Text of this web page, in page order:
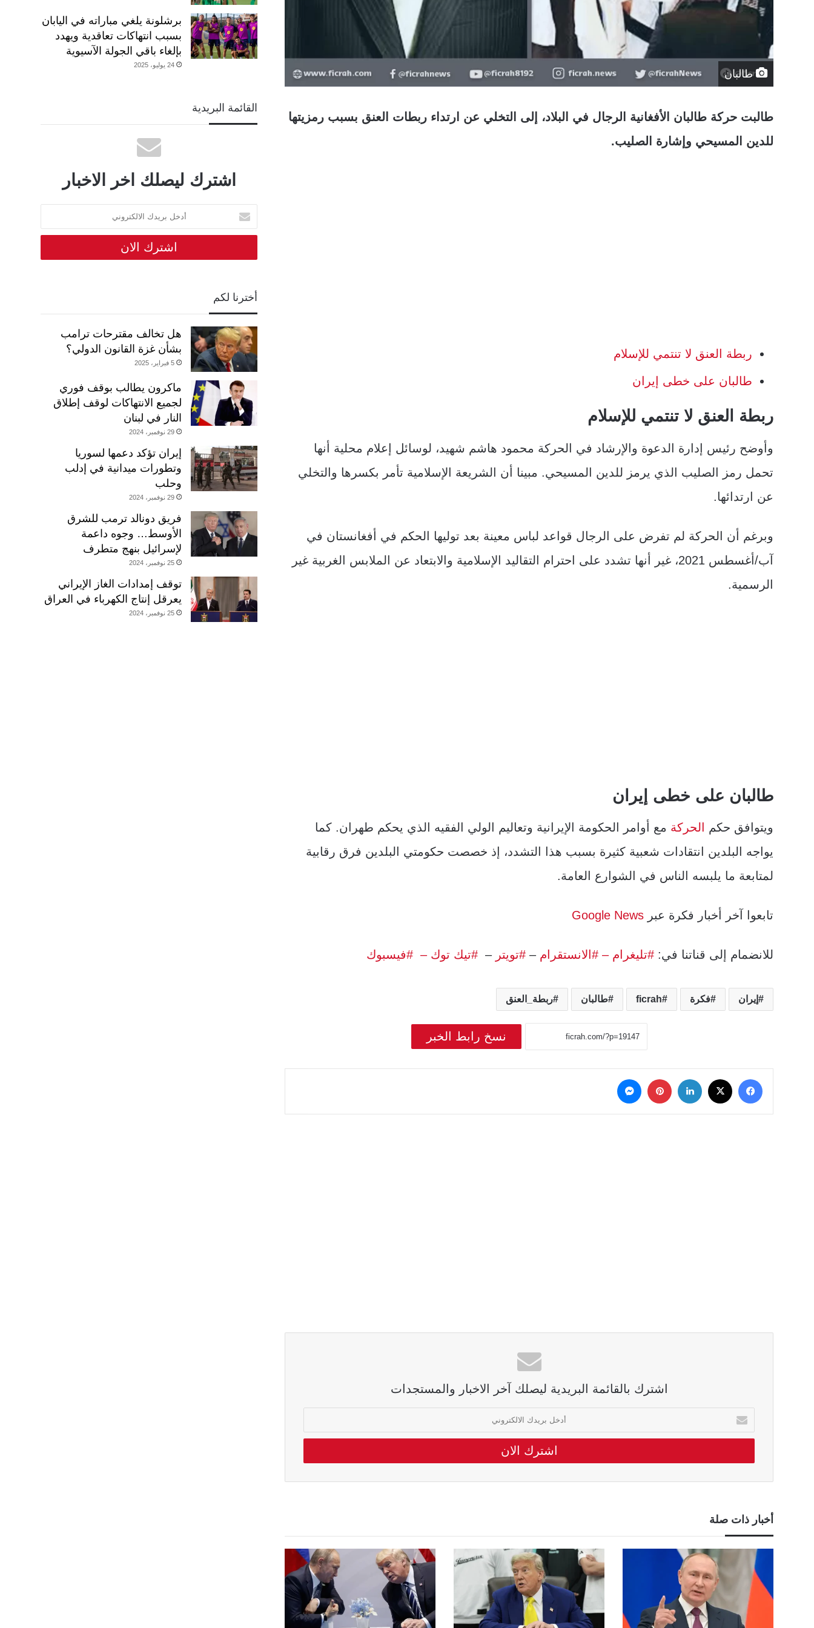
طالبان
طالبت حركة طالبان الأفغانية الرجال في البلاد، إلى التخلي عن ارتداء ربطات العنق بسبب رمزيتها
للدين المسيحي وإشارة الصليب.
ربطة العنق لا تنتمي للإسلام
طالبان على خطى إيران
ربطة العنق لا تنتمي للإسلام
وأوضح رئيس إدارة الدعوة والإرشاد في الحركة محمود هاشم شهيد، لوسائل إعلام محلية أنها
تحمل رمز الصليب الذي يرمز للدين المسيحي. مبينا أن الشريعة الإسلامية تأمر بكسرها والتخلي
عن ارتدائها.
وبرغم أن الحركة لم تفرض على الرجال قواعد لباس معينة بعد توليها الحكم في أفغانستان في
آب/أغسطس 2021، غير أنها تشدد على احترام التقاليد الإسلامية والابتعاد عن الملابس الغربية غير
الرسمية.
طالبان على خطى إيران
ويتوافق حكم الحركة مع أوامر الحكومة الإيرانية وتعاليم الولي الفقيه الذي يحكم طهران. كما
يواجه البلدين انتقادات شعبية كثيرة بسبب هذا التشدد، إذ خصصت حكومتي البلدين فرق رقابية
لمتابعة ما يلبسه الناس في الشوارع العامة.
تابعوا آخر أخبار فكرة عبر Google News
للانضمام إلى قناتنا في: #تليغرام– #الانستقرام – #تويتر – #تيك توك – #فيسبوك
إيران فكرة ficrah طالبان ربطة_العنق
نسخ رابط الخبر
فيسبوك لينكدإن بينتيريست
اشترك بالقائمة البريدية ليصلك آخر الاخبار والمستجدات
أدخل
بريدك
الالكتروني
أخبار ذات صلة
برشلونة يلغي مباراته في اليابان
بسبب انتهاكات تعاقدية ويهدد
بإلغاء باقي الجولة الآسيوية
24 يوليو، 2025
القائمة البريدية
اشترك ليصلك اخر الاخبار
أدخل
بريدك
الالكتروني
أخترنا لكم
هل تخالف مقترحات ترامب
بشأن غزة القانون الدولي؟
5 فبراير، 2025
ماكرون يطالب بوقف فوري
لجميع الانتهاكات لوقف إطلاق
النار في لبنان
29 نوفمبر، 2024
إيران تؤكد دعمها لسوريا
وتطورات ميدانية في إدلب
وحلب
29 نوفمبر، 2024
فريق دونالد ترمب للشرق
الأوسط… وجوه داعمة
لإسرائيل بنهج متطرف
25 نوفمبر، 2024
توقف إمدادات الغاز الإيراني
يعرقل إنتاج الكهرباء في العراق
25 نوفمبر، 2024